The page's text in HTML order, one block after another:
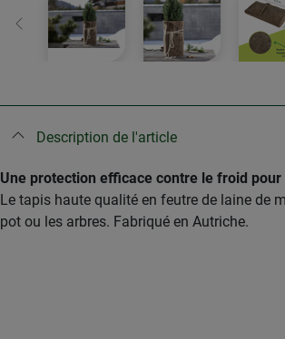
retour
Description de l'article
Une protection efficace contre le froid
Le tapis haute qualité en feutre de laine de
pot ou les arbres. Fabriqué en Autriche.